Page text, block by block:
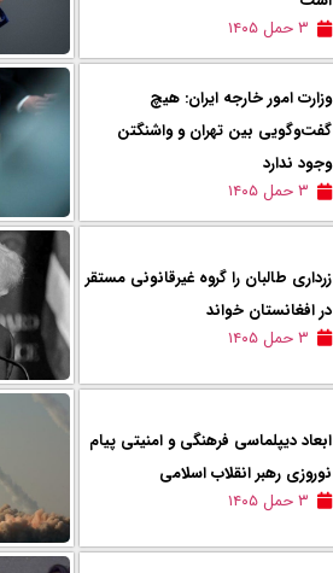
۳ حمل ۱۴۰۵
وزارت امور خارجه ایران: هیچ
گفت‌وگویی بین تهران و واشنگتن
وجود ندارد
۳ حمل ۱۴۰۵
زرداری طالبان را گروه غیرقانونی مستقر
در افغانستان خواند
۳ حمل ۱۴۰۵
ابعاد دیپلماسی فرهنگی و امنیتی پیام
نوروزی رهبر انقلاب اسلامی
۳ حمل ۱۴۰۵